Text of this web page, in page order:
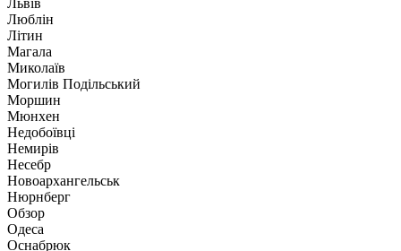
Львів
Люблін
Літин
Магала
Миколаїв
Могилів Подільський
Моршин
Мюнхен
Недобоївці
Немирів
Несебр
Новоархангельськ
Нюрнберг
Обзор
Одеса
Оснабрюк